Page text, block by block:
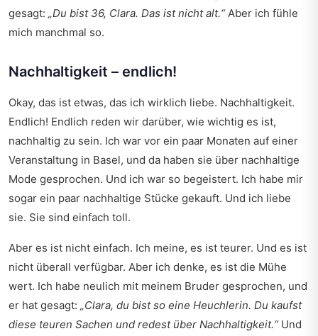
gesagt: „Du bist 36, Clara. Das ist nicht alt.“Aber ich fühle
mich manchmal so.
Nachhaltigkeit – endlich!
Okay, das ist etwas, das ich wirklich liebe. Nachhaltigkeit.
Endlich! Endlich reden wir darüber, wie wichtig es ist,
nachhaltig zu sein. Ich war vor ein paar Monaten auf einer
Veranstaltung in Basel, und da haben sie über nachhaltige
Mode gesprochen. Und ich war so begeistert. Ich habe mir
sogar ein paar nachhaltige Stücke gekauft. Und ich liebe
sie. Sie sind einfach toll.
Aber es ist nicht einfach. Ich meine, es ist teurer. Und es ist
nicht überall verfügbar. Aber ich denke, es ist die Mühe
wert. Ich habe neulich mit meinem Bruder gesprochen, und
er hat gesagt: „Clara, du bist so eine Heuchlerin. Du kaufst
diese teuren Sachen und redest über Nachhaltigkeit.“Und